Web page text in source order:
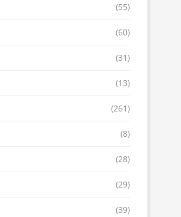
(55)
(60)
(31)
(13)
(261)
(8)
(28)
(29)
(39)